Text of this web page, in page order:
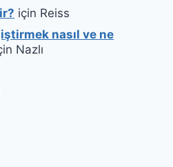
için Reiss
nasıl ve ne
Nazlı